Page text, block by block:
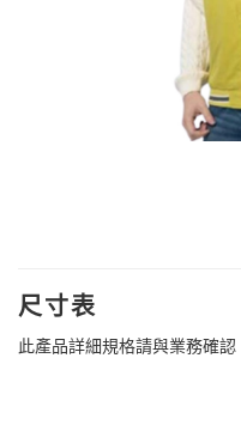
尺寸表
此產品詳細規格請與業務確認